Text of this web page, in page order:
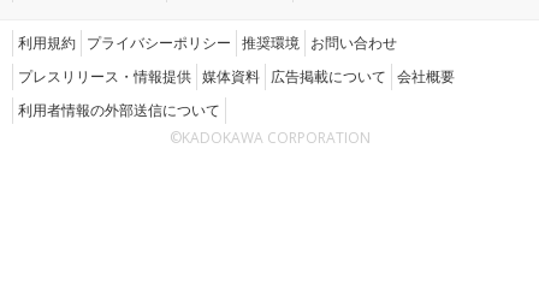
利用規約 プライバシーポリシー 推奨環境 お問い合わせ
プレスリリース・情報提供 媒体資料 広告掲載について 会社概要
利用者情報の外部送信について
©KADOKAWA CORPORATION